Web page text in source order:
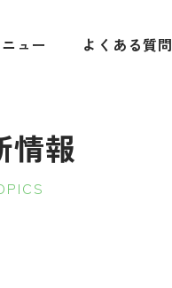
ュー よくある質問
情報